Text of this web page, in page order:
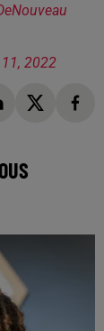
2022